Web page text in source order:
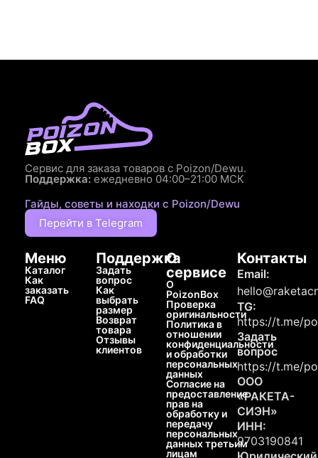
Сервис для заказа товаров с Poizon/Dewu.
Поддержка: ежедневно 04:00–21:00 МСК
Гайды, советы и находки с Poizon/Dewu
Перейти в Telegram
Меню
Каталог
Как
заказать
FAQ
Поддержка
Задать
вопрос
Как
выбрать
размер
Возврат
товара
Отзывы
клиентов
О
сервисе
О
PoizonBox
Проверка
оригинальности
Политика в
отношении
конфиденциальности
и обработки
персональных
данных
Согласие на
предоставление
прав на
обработку и
передачу
персональных
данных третьим
лицам
Контакты
Email:
TG:
https://t.me/
Задать
вопрос
https://t.me/
ООО
«РАКЕТА-
СИЭН»
ИНН:
9703190841